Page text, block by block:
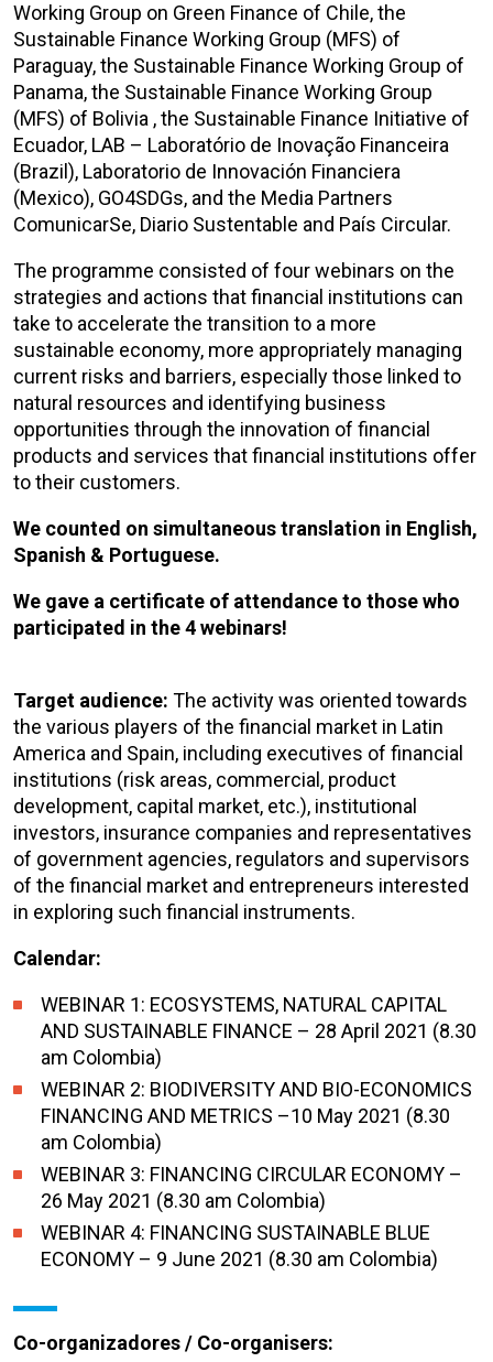
Working Group on Green Finance of Chile, the
Sustainable Finance Working Group (MFS) of
Paraguay, the Sustainable Finance Working Group of
Panama, the Sustainable Finance Working Group
(MFS) of Bolivia , the Sustainable Finance Initiative of
Ecuador, LAB – Laboratório de Inovação Financeira
(Brazil), Laboratorio de Innovación Financiera
(Mexico), GO4SDGs, and the Media Partners
ComunicarSe, Diario Sustentable and País Circular.
The programme consisted of four webinars on the
strategies and actions that financial institutions can
take to accelerate the transition to a more
sustainable economy, more appropriately managing
current risks and barriers, especially those linked to
natural resources and identifying business
opportunities through the innovation of financial
products and services that financial institutions offer
to their customers.
We counted on simultaneous translation in English,
Spanish & Portuguese.
We gave a certificate of attendance to those who
participated in the 4 webinars!
Target audience: The activity was oriented towards
the various players of the financial market in Latin
America and Spain, including executives of financial
institutions (risk areas, commercial, product
development, capital market, etc.), institutional
investors, insurance companies and representatives
of government agencies, regulators and supervisors
of the financial market and entrepreneurs interested
in exploring such financial instruments.
Calendar:
WEBINAR 1: ECOSYSTEMS, NATURAL CAPITAL
AND SUSTAINABLE FINANCE – 28 April 2021 (8.30
am Colombia)
WEBINAR 2: BIODIVERSITY AND BIO-ECONOMICS
FINANCING AND METRICS –10 May 2021 (8.30
am Colombia)
WEBINAR 3: FINANCING CIRCULAR ECONOMY –
26 May 2021 (8.30 am Colombia)
WEBINAR 4: FINANCING SUSTAINABLE BLUE
ECONOMY – 9 June 2021 (8.30 am Colombia)
Co-organizadores / Co-organisers: